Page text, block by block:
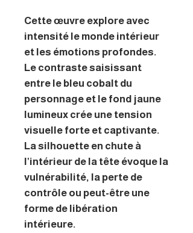
Cette œuvre explore avec
intensité le monde intérieur
et les émotions profondes.
Le contraste saisissant
entre le bleu cobalt du
personnage et le fond jaune
lumineux crée une tension
visuelle forte et captivante.
La silhouette en chute à
l’intérieur de la tête évoque la
vulnérabilité, la perte de
contrôle ou peut-être une
forme de libération
intérieure.